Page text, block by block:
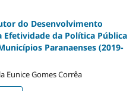
do Desenvolvimento
da Política Pública
Paranaenses (2019-
Eunice Gomes Corrêa